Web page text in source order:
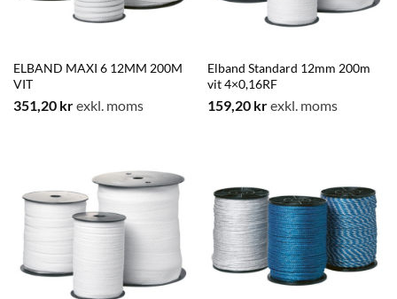
ELBAND MAXI 6 12MM 200M
VIT
351,20 krexkl. moms
Elband Standard 12mm 200m
vit 4×0,16RF
159,20 krexkl. moms